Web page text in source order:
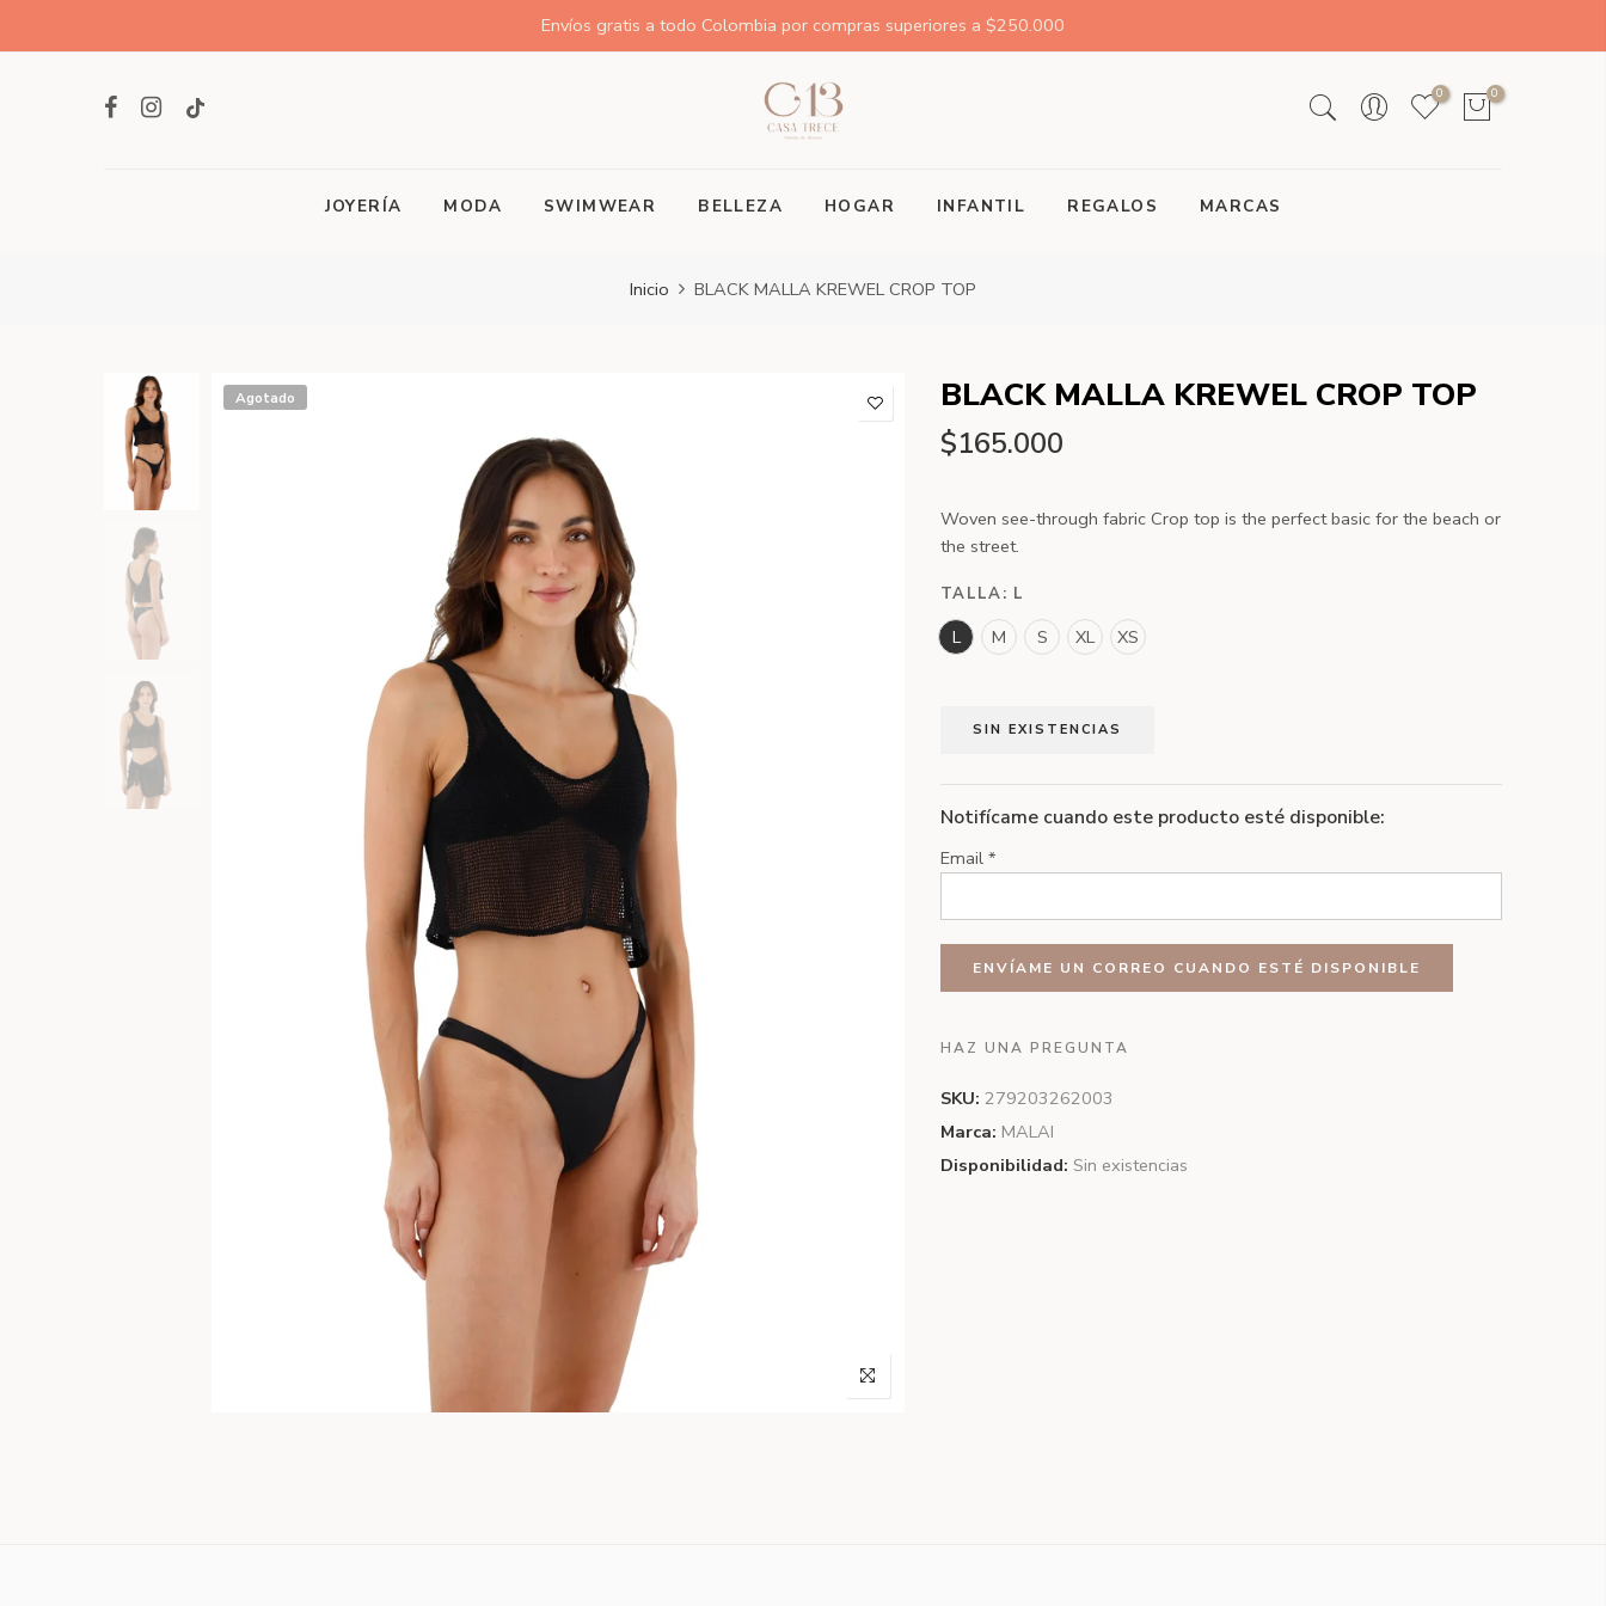
Envíos gratis a todo Colombia por compras superiores a $250.000
0 0
JOYERÍA MODA SWIMWEAR BELLEZA HOGAR INFANTIL REGALOS MARCAS
Inicio BLACK MALLA KREWEL CROP TOP
Agotado BLACK MALLA KREWEL CROP TOP
$165.000
Woven see-through fabric Crop top is the perfect basic for the beach or
the street.
TALLA: L
L M S XL XS
SIN EXISTENCIAS
Notifícame cuando este producto esté disponible:
Email *
HAZ UNA PREGUNTA
SKU: 279203262003
Marca: MALAI
Disponibilidad: Sin existencias